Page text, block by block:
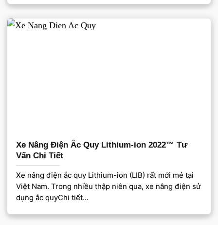
Xe Nâng Điện Ắc Quy Lithium-ion 2022™ Tư
Vấn Chi Tiết
Xe nâng điện ắc quy Lithium-ion (LIB) rất mới mẻ tại
Việt Nam. Trong nhiều thập niên qua, xe nâng điện sử
dụng ắc quyChi tiết...